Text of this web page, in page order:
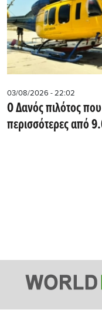
03/08/2026 - 22:02
Ο Δανός πιλότος
περισσότερες από